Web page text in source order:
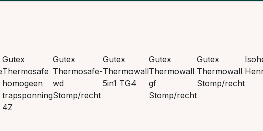
Gutex
Thermosafe
homogeen
trapsponning
4Z
Gutex
Thermosafe-
wd
Stomp/recht
Gutex
Thermowall
5in1 TG4
Gutex
Thermowall
gf
Stomp/recht
Gutex
Thermowall
Stomp/recht